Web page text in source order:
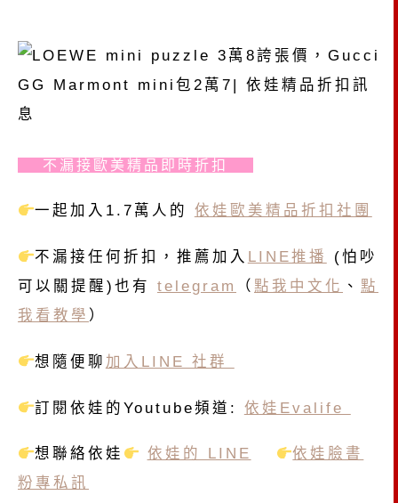
不漏接歐美精品即時折扣
一起加入1.7萬人的 依娃歐美精品折扣社團
不漏接任何折扣，推薦加入 LINE推播
(怕吵
可以關提醒)也有 telegram （ 點我中文化 、 點
我看教學 ）
想隨便聊 加入LINE 社群
訂閱依娃的Youtube頻道: 依娃Evalife
想聯絡依娃 依娃的 LINE
依娃臉書
粉專私訊